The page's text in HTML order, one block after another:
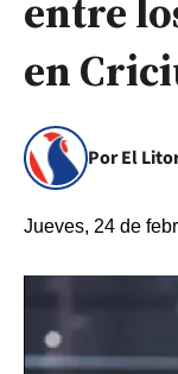
entre
en
Por El
Jueves, 24 de